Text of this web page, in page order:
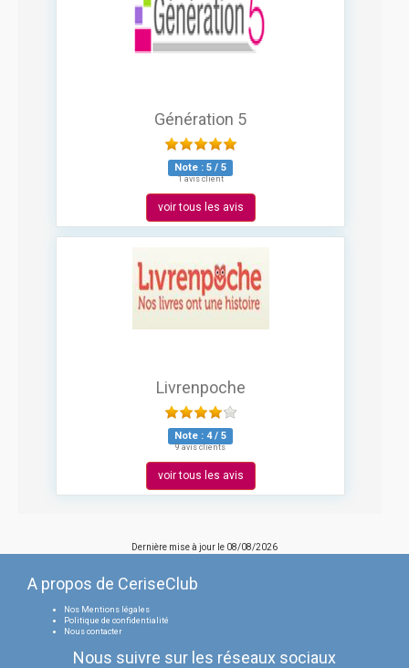
Génération 5
Note : 5 / 5
1 avis client
voir tous les avis
Livrenpoche
Note : 4/ 5
9 avis clients
voir tous les avis
Dernière mise à jour le 08/08/2026
A propos de CeriseClub
Nos Mentions légales
Politique de confidentialité
Nous contacter
Nous suivre sur les réseaux sociaux